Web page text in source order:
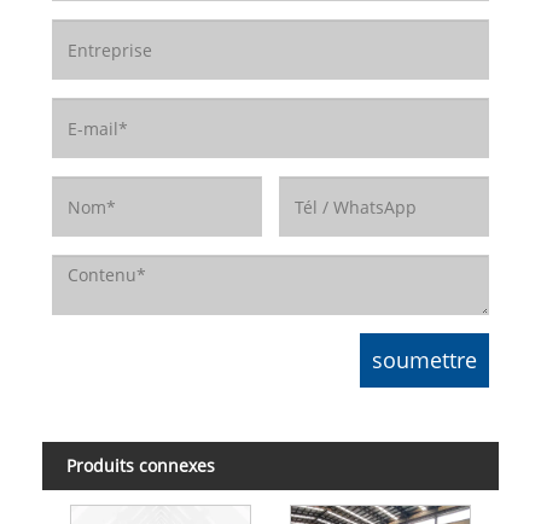
Produits connexes